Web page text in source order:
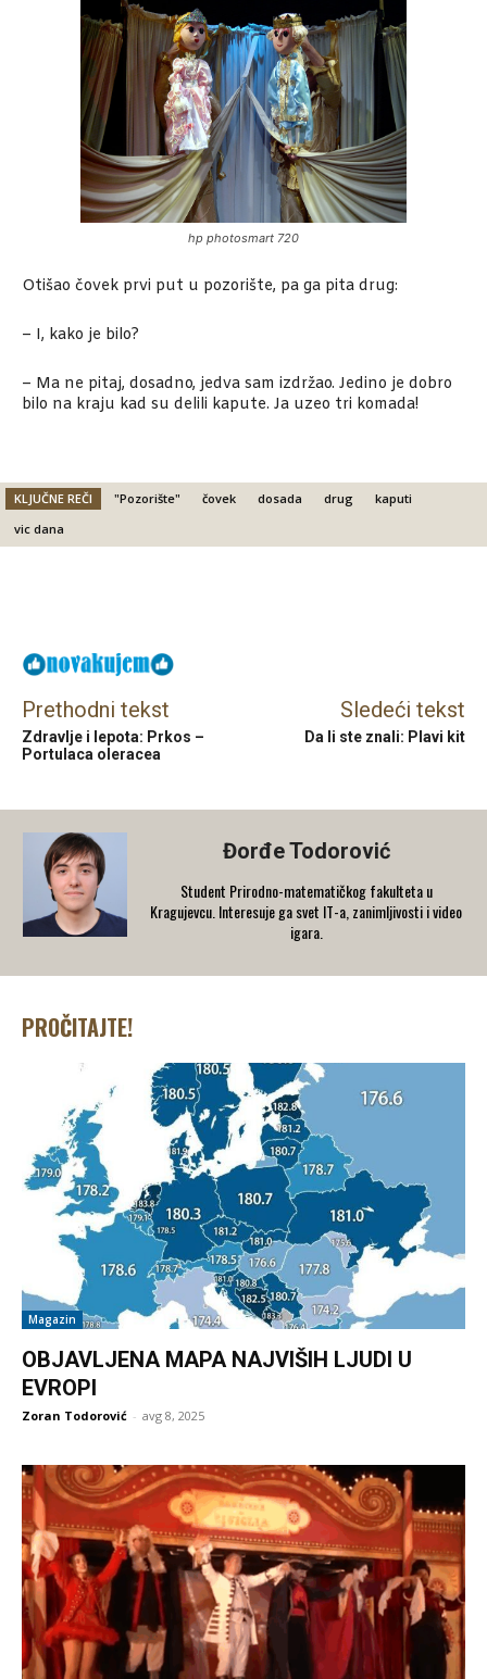
hp photosmart 720
Otišao čovek prvi put u pozorište, pa ga pita drug:
– I, kako je bilo?
– Ma ne pitaj, dosadno, jedva sam izdržao. Jedino je dobro
bilo na kraju kad su delili kapute. Ja uzeo tri komada!
KLJUČNE REČI "Pozorište" čovek dosada drug
kaputi
vic dana
Prethodni tekst
Zdravlje i lepota: Prkos –
Portulaca oleracea
Sledeći tekst
Da li ste znali: Plavi kit
Đorđe Todorović
Student Prirodno-matematičkog fakulteta u
Kragujevcu. Interesuje ga svet IT-a, zanimljivosti i video
igara.
PROČITAJTE!
Magazin
OBJAVLJENA MAPA NAJVIŠIH LJUDI U
EVROPI
Zoran Todorović - avg 8, 2025